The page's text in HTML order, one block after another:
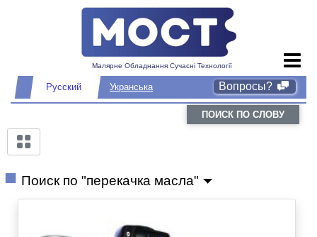
Малярне Обладнання Сучасні Технології
Русский Укранська Вопросы?
ПОИСК ПО СЛОВУ
Поиск по "перекачка масла"